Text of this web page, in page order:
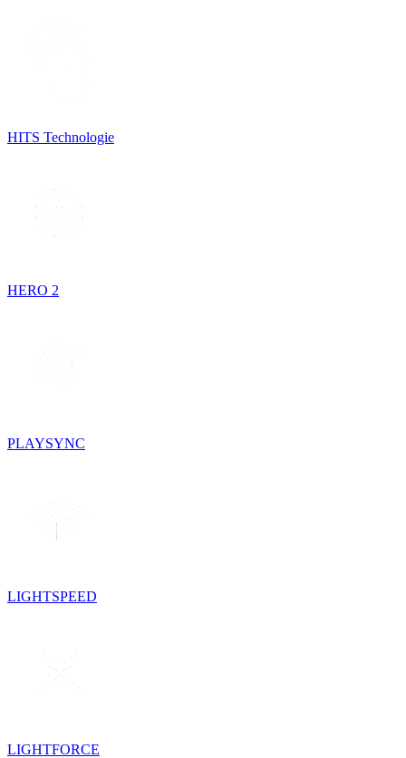
HITS Technologie
HERO 2
PLAYSYNC
LIGHTSPEED
LIGHTFORCE